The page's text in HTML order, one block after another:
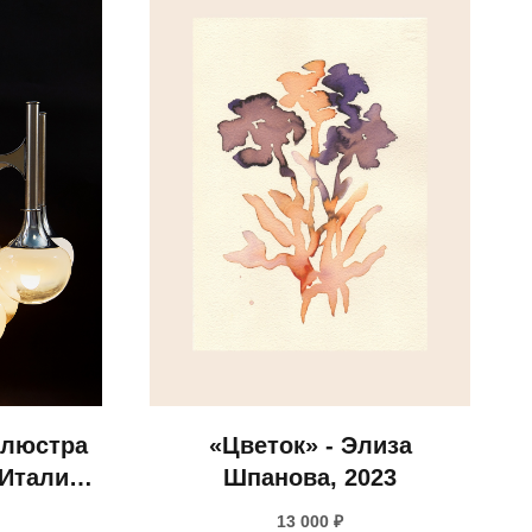
«Цветок» - Элиза
Шпанова, 2023
13 000 ₽